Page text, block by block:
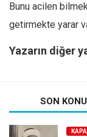
Bunu acilen
getirmekte yarar
Yazarın diğer
SON